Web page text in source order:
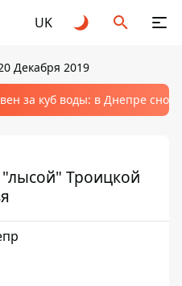
UK
Декабря 2019
за куб воды: в Днепре
Троицкой